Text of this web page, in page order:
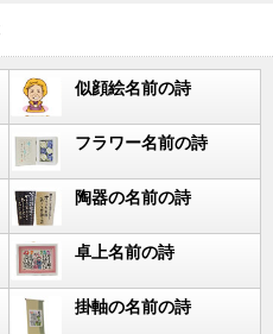
似顔絵名前の詩
フラワー名前の詩
陶器の名前の詩
卓上名前の詩
掛軸の名前の詩